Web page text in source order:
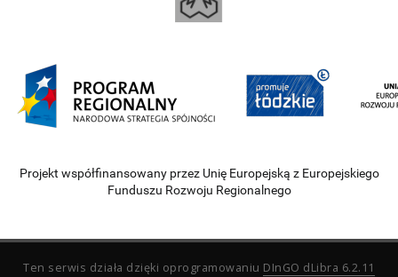
Projekt współfinansowany przez Unię Europejską z Europejskiego
Funduszu Rozwoju Regionalnego
Ten serwis działa dzięki oprogramowaniu DInGO dLibra 6.2.11